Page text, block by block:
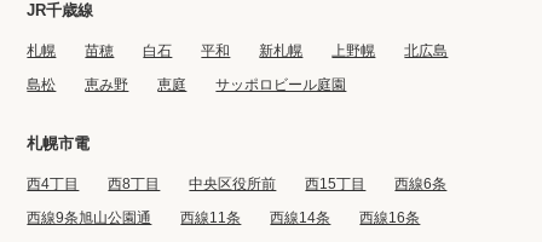
JR千歳線
札幌 苗穂 白石 平和 新札幌 上野幌
北広島
島松
恵み野 恵庭 サッポロビール庭園
札幌市電
西4丁目 西8丁目 中央区役所前 西15丁目
西線6条
西線9条旭山公園通
西線11条 西線14条 西線16条